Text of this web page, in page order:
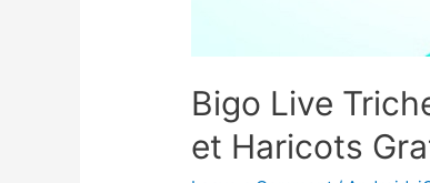
Bigo Live
et Haricots